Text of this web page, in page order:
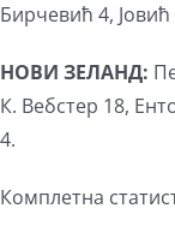
Бирчевић 4, Јовић
НОВИ ЗЕЛАНД:
К. Вебстер 18,
4.
Комплетна